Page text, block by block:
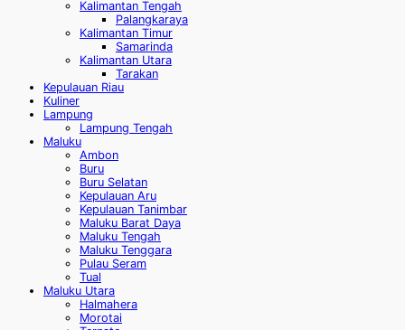
Kalimantan Tengah
Palangkaraya
Kalimantan Timur
Samarinda
Kalimantan Utara
Tarakan
Kepulauan Riau
Kuliner
Lampung
Lampung Tengah
Maluku
Ambon
Buru
Buru Selatan
Kepulauan Aru
Kepulauan Tanimbar
Maluku Barat Daya
Maluku Tengah
Maluku Tenggara
Pulau Seram
Tual
Maluku Utara
Halmahera
Morotai